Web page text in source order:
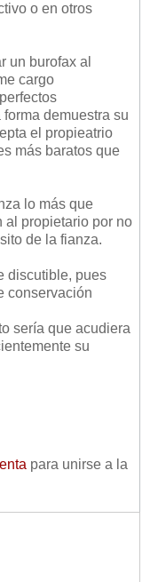
o en otros
un burofax al
cargo
demuestra su
el propieatrio
más baratos que
lo más que
al propietario por no
de la fianza.
discutible, pues
conservación
sería que acudiera
su
para unirse a la